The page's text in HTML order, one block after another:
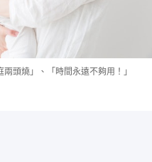
頭燒」、「時間永遠不夠用！」